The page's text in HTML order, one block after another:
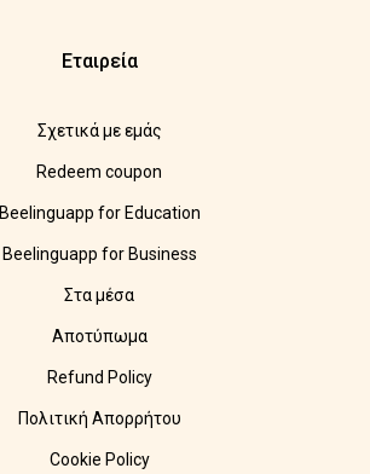
Εταιρεία
Σχετικά με εμάς
Redeem coupon
Beelinguapp for Education
Beelinguapp for Business
Στα μέσα
Αποτύπωμα
Refund Policy
Πολιτική Απορρήτου
Cookie Policy